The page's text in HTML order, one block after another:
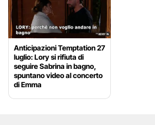
Anticipazioni Temptation 27
luglio: Lory si rifiuta di
seguire Sabrina in bagno,
spuntano video al concerto
di Emma